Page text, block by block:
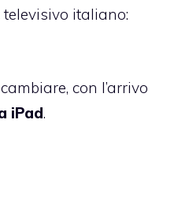
italiano:
con l’arrivo
iPad.